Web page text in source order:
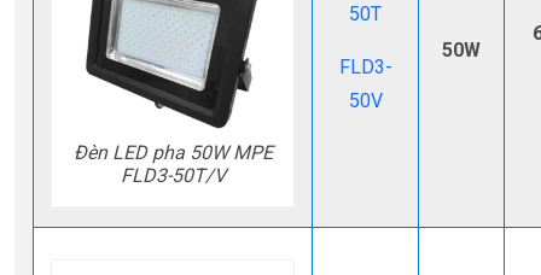
Đèn LED pha 50W MPE
FLD3-50T/V
50T
FLD3-
50V
50W